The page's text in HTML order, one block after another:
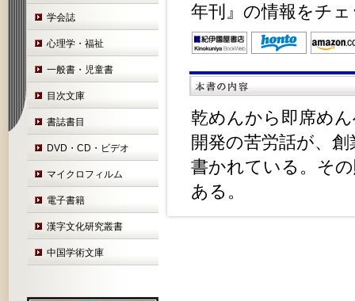
学会誌
心理学・福祉
一般書・児童書
目次文庫
書誌書目
DVD・CD・ビデオ
マイクロフィルム
電子書籍
漢字文化研究叢書
中国学術文庫
年刊』の情報をチ
乾めんから即席め
開発の苦労話が、
書かれている。そ
ある。